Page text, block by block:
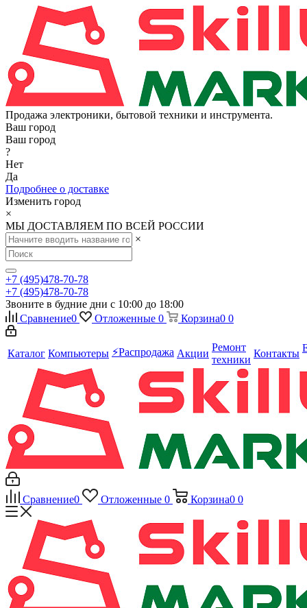
Продажа электроники, бытовой техники и инструмента.
Ваш город
Ваш город
?
Нет
Да
Подробнее о доставке
Изменить город
×
МЫ ДОСТАВЛЯЕМ ПО ВСЕЙ РОССИИ
×
+7 (495)478-70-78
+7 (495)478-70-78
Звоните в будние дни с 10:00 до 18:00
Сравнение0 Отложенные 0 Корзина0 0
Каталог Компьютеры ⚡️Распродажа Акции
Ремонт
техники
Контакты
Сравнение0 Отложенные 0 Корзина0 0